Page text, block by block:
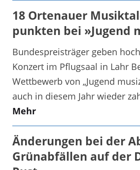
18 Ortenauer
punkten bei »Jugend
Bundespreisträger geben
Konzert im Pflugsaal in Lahr
Wettbewerb von „Jugend
auch in diesem Jahr wieder
Mehr
Änderungen bei der
Grünabfällen auf der